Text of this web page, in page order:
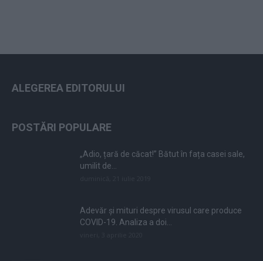
ALEGEREA EDITORULUI
POSTĂRI POPULARE
„Adio, țară de căcat!” Bătut în fața casei sale,
umilit de...
Adevăr și mituri despre virusul care produce
COVID-19. Analiza a doi...